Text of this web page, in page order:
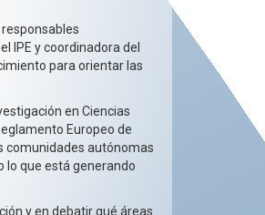
IPE y coordinadora del
para orientar las
en Ciencias
Europeo de
comunidades autónomas
lo que está generando
y en debatir qué áreas